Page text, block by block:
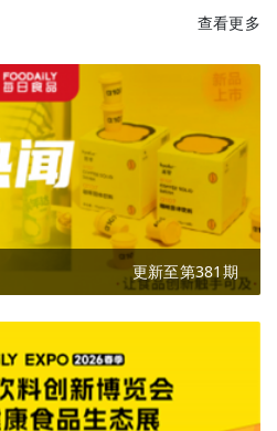
查看更多
更新至第381期